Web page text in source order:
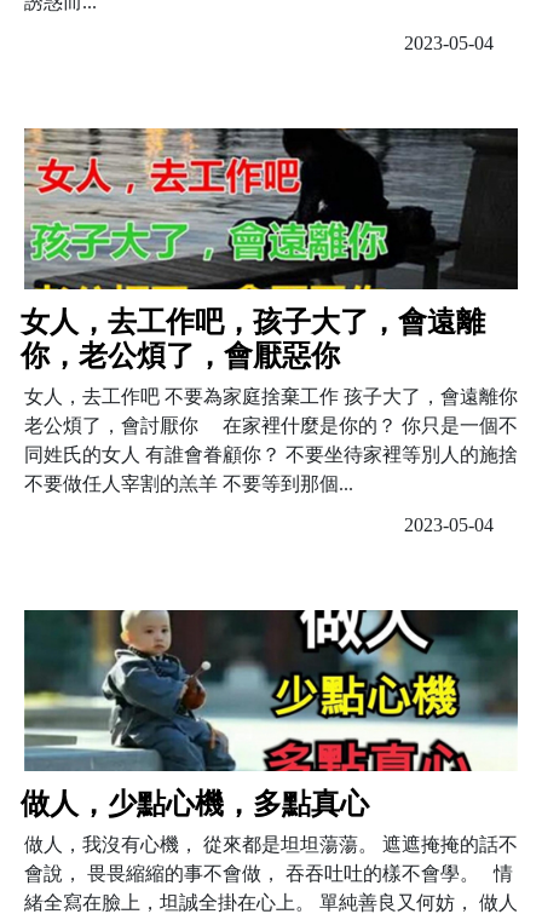
2023-05-04
女人，去工作吧，孩子大了，會遠離
你，老公煩了，會厭惡你
女人，去工作吧 不要為家庭捨棄工作 孩子大了，會遠離你
老公煩了，會討厭你 在家裡什麼是你的？ 你只是一個不
同姓氏的女人 有誰會眷顧你？ 不要坐待家裡等別人的施捨
不要做任人宰割的羔羊 不要等到那個...
2023-05-04
做人，少點心機，多點真心
做人，我沒有心機， 從來都是坦坦蕩蕩。 遮遮掩掩的話不
會說， 畏畏縮縮的事不會做， 吞吞吐吐的樣不會學。 情
緒全寫在臉上，坦誠全掛在心上。 單純善良又何妨， 做人